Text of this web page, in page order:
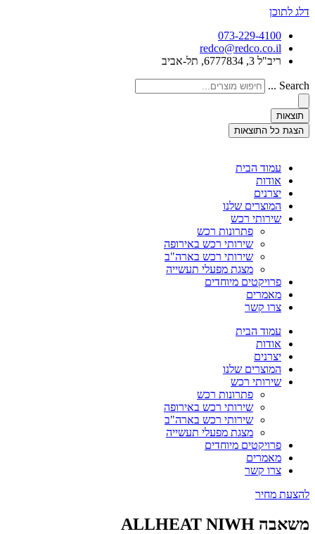
דלג לתוכן
073-229-4100
redco@redco.co.il
ריב"ל 3, 6777834, תל-אביב
Search ...
תוצאות
הצגת כל התוצאות
עמוד הבית
אודות
יצרנים
המוצרים שלנו
שירותי רכש
פתרונות רכש
שירותי רכש באירופה
שירותי רכש בארה"ב
מצגת מפעלי תעשייה
פרויקטים מיוחדים
מאמרים
צרו קשר
עמוד הבית
אודות
יצרנים
המוצרים שלנו
שירותי רכש
פתרונות רכש
שירותי רכש באירופה
שירותי רכש בארה"ב
מצגת מפעלי תעשייה
פרויקטים מיוחדים
מאמרים
צרו קשר
להצעת מחיר
משאבה ALLHEAT NIWH